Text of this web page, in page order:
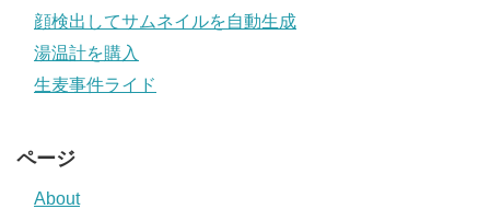
顔検出してサムネイルを自動生成
湯温計を購入
生麦事件ライド
ページ
About